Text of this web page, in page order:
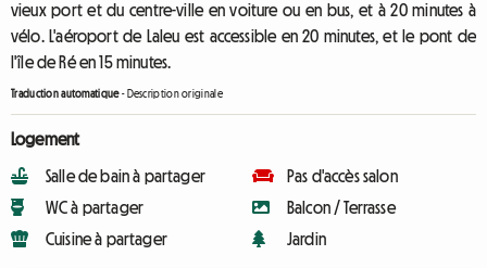
vieux port et du centre-ville en voiture ou en bus, et à 20 minutes à
vélo. L'aéroport de Laleu est accessible en 20 minutes, et le pont de
l'île de Ré en 15 minutes.
Traduction automatique- Description originale
Logement
Salle de bain à partager
WC à partager
Cuisine à partager
Pas d'accès salon
Balcon / Terrasse
Jardin